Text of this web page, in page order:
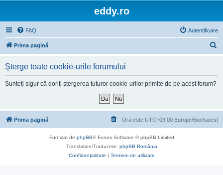
eddy.ro
FAQ Autentificare
Prima pagină
Şterge toate cookie-urile forumului
Sunteţi sigur că doriţi ştergerea tuturor cookie-urilor primite de pe acest forum?
Prima pagină Ora este UTC+03:00 Europe/Bucharest
Furnizat de phpBB® Forum Software © phpBB Limited
Translation/Traducere: phpBB România
Confidenţialitate | Termeni de utilizare